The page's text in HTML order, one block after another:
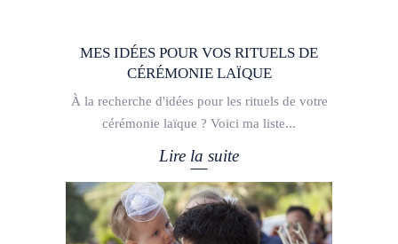
MES IDÉES POUR VOS RITUELS DE
CÉRÉMONIE LAÏQUE
À la recherche d'idées pour les rituels de votre
cérémonie laïque ? Voici ma liste
Lire la suite